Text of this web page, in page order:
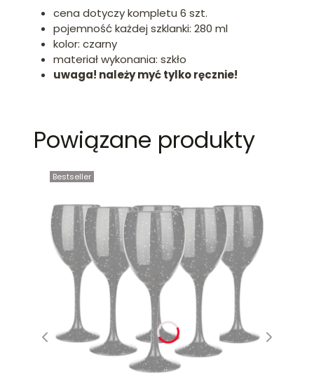
cena dotyczy kompletu 6 szt.
pojemność każdej szklanki: 280 ml
kolor: czarny
materiał wykonania: szkło
uwaga! należy myć tylko ręcznie!
Powiązane produkty
Bestseller